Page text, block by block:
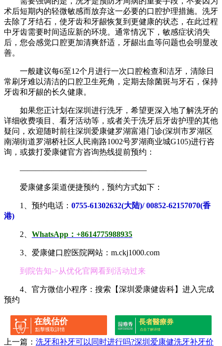
术后短期内的轻微敏感而放弃这一必要的口腔护理措施。洗牙
去除了牙结石，使牙齿和牙龈恢复到更健康的状态，在此过程
中牙齿需要时间适应新的环境。通常情况下，敏感症状消失
后，您会感觉口腔更加清爽舒适，牙龈出血等问题也会明显改
善。
一般建议每6至12个月进行一次口腔检查和洁牙，清除日
常刷牙难以清洁的口腔卫生死角，定期去除菌斑与牙石，保持
牙齿和牙龈的长久健康。
如果您正计划在深圳进行洗牙，希望更深入地了解洗牙的
详细收费项目、看牙活动等，或者关于洗牙后牙齿护理的其他
疑问，欢迎随时前往深圳爱康健罗湖富港门诊(深圳市罗湖区
南湖街道罗湖桥社区人民南路1002号罗湖商业城G105)进行咨
询，或拨打爱康健官方咨询热线提前预约：
————————————————
爱康健多渠道便捷预约，预约方式如下：
1、预约电话： 0755-61302632(大陆)/ 00852-62157070(香
港)
2、 WhatsApp：+8614775988935
3、爱康健口腔医院网站：m.ckj1000.com
到院告知->从优化官网看到活动过来
4、官方微信小程序：搜索【深圳爱康健齿科】进入完成
预约
在线估价
點擊獲取詳情
長者醫療券
点击了解详情
上一篇： 洗牙和补牙可以同时进行吗?深圳爱康健洗牙补牙价